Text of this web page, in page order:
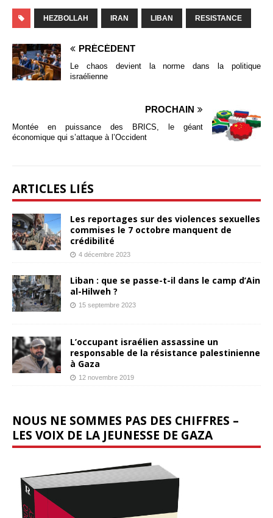
HEZBOLLAH IRAN LIBAN RESISTANCE
PRÉCÉDENT
Le chaos devient la norme dans la politique
israélienne
PROCHAIN
Montée en puissance des BRICS, le géant
économique qui s’attaque à l’Occident
ARTICLES LIÉS
Les reportages sur des violences sexuelles
commises le 7 octobre manquent de
crédibilité
4 décembre 2023
Liban : que se passe-t-il dans le camp d’Ain
al-Hilweh ?
15 septembre 2023
L’occupant israélien assassine un
responsable de la résistance palestinienne
à Gaza
12 novembre 2019
NOUS NE SOMMES PAS DES CHIFFRES –
LES VOIX DE LA JEUNESSE DE GAZA